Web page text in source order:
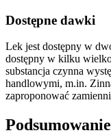
Dostępne dawki
Lek jest dostępny w
dostępny w kilku
substancja czynna
handlowymi, m.in.
zaproponować
Podsumowanie